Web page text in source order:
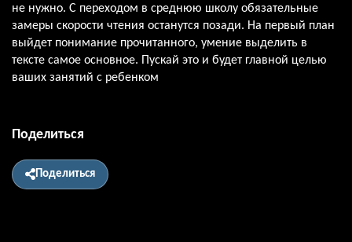
не нужно. С переходом в среднюю школу обязательные
замеры скорости чтения останутся позади. На первый план
выйдет понимание прочитанного, умение выделить в
тексте самое основное. Пускай это и будет главной целью
ваших занятий с ребенком
Поделиться
Поделиться